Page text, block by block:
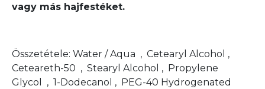
vagy más hajfestéket.
Összetétele: Water / Aqua , Cetearyl Alcohol ,
Ceteareth-50 , Stearyl Alcohol , Propylene
Glycol , 1-Dodecanol , PEG-40 Hydrogenated